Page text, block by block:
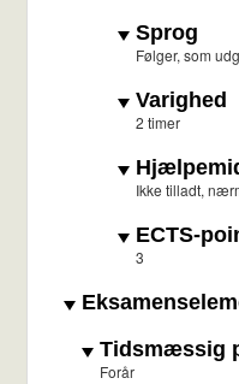
Sprog
Følger, som
Varighed
2 timer
Ikke tilladt,
ECTS-
3
Tidsmæssig
Forår